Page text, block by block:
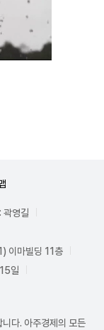
곽영길
이마빌딩 11층
일
다. 아주경제의 모든